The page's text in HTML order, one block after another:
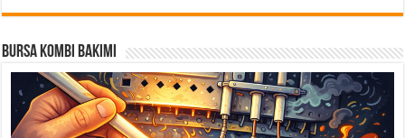
Bursa Kombi Bakımı